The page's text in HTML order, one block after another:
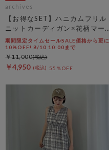
archives
【お得なSET】ハニカムフリル
ニットカーディガン×花柄マー
メイドキャミｏｐＳＥＴ
期間限定タイムセールSALE価格から更に
10%OFF! 8/10 10:00まで
￥4,950 55％OFF
￥11,000